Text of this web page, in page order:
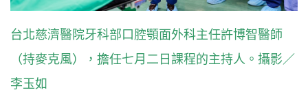
台北慈濟醫院牙科部口腔顎面外科主任許博智醫師
（持麥克風），擔任七月二日課程的主持人。攝影／
李玉如